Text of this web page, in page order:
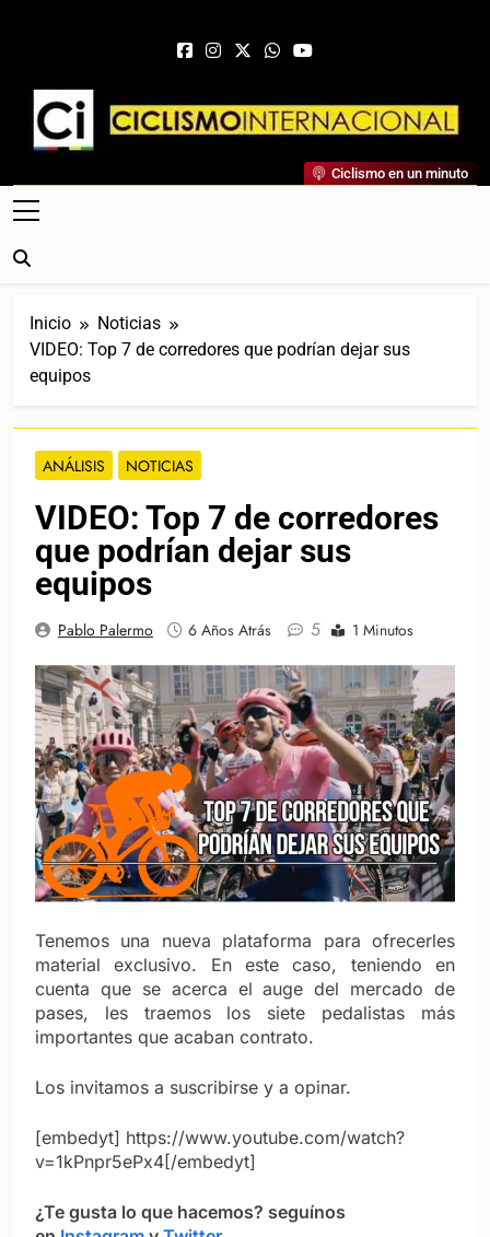
Ciclismo Internacional
Web Dedicada Al Ciclismo Mundial. Entrevistas, Análisis,
Crónicas, Previas Y Más. La Web Ciclista De Referencia.
Ciclismo en un minuto
Inicio
Noticias
VIDEO: Top 7 de corredores que podrían dejar sus
equipos
ANÁLISIS NOTICIAS
VIDEO: Top 7 de corredores
que podrían dejar sus
equipos
Pablo Palermo 6 Años Atrás 5 1 Minutos
Tenemos una nueva plataforma para ofrecerles
material exclusivo. En este caso, teniendo en
cuenta que se acerca el auge del mercado de
pases, les traemos los siete pedalistas más
importantes que acaban contrato.
Los invitamos a suscribirse y a opinar.
[embedyt] https://www.youtube.com/watch?
v=1kPnpr5ePx4[/embedyt]
¿Te gusta lo que hacemos? seguínos